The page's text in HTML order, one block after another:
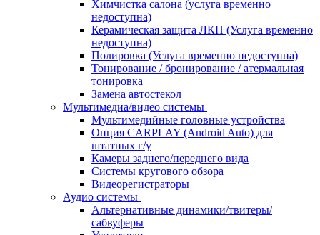
Химчистка салона (услуга временно
недоступна)
Керамическая защита ЛКП (Услуга временно
недоступна)
Полировка (Услуга временно недоступна)
Тонирование / бронирование / атермальная
тонировка
Замена автостекол
Мультимедиа/видео системы
Мультимедийные головные устройства
Опция CARPLAY (Android Auto) для
штатных г/у
Камеры заднего/переднего вида
Системы кругового обзора
Видеорегистраторы
Аудио системы
Альтернативные динамики/твитеры/
сабвуферы